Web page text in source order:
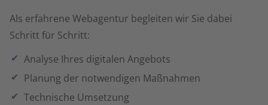
Als erfahrene Webagentur begleiten wir Sie dabei
Schritt für Schritt:
Analyse Ihres digitalen Angebots
Planung der notwendigen Maßnahmen
Technische Umsetzung